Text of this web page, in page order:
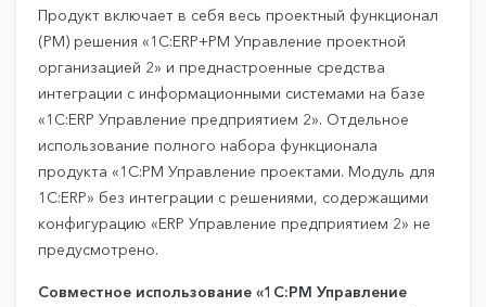
Продукт включает в себя весь проектный функционал
(PM) решения «1С:ERP+PM Управление проектной
организацией 2» и преднастроенные средства
интеграции с информационными системами на базе
«1С:ERP Управление предприятием 2». Отдельное
использование полного набора функционала
продукта «1C:PM Управление проектами. Модуль для
1С:ERP» без интеграции с решениями, содержащими
конфигурацию «ERP Управление предприятием 2» не
предусмотрено.
Совместное использование «1C:PM Управление